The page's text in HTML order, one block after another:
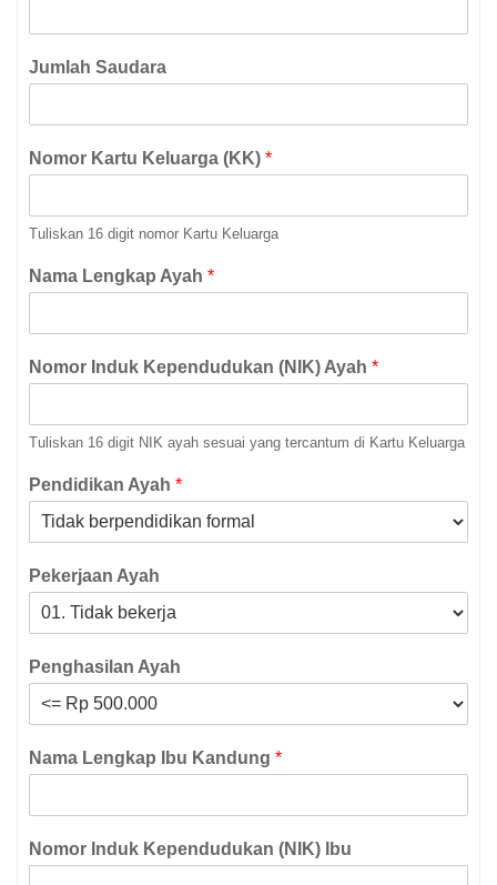
Jumlah Saudara
Nomor Kartu Keluarga (KK) *
Tuliskan 16 digit nomor Kartu Keluarga
Nama Lengkap Ayah *
Nomor Induk Kependudukan (NIK) Ayah *
Tuliskan 16 digit NIK ayah sesuai yang tercantum di Kartu Keluarga
Pendidikan Ayah *
Pekerjaan Ayah
Penghasilan Ayah
Nama Lengkap Ibu Kandung *
Nomor Induk Kependudukan (NIK) Ibu